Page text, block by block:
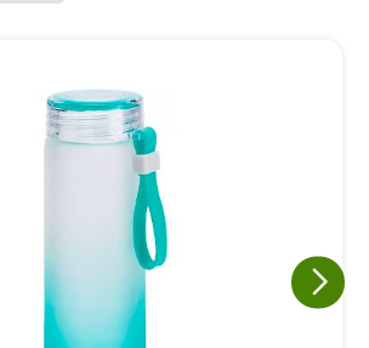
em receber comunicações.
está comprometida a proteger e respeitar
utilizaremos seus dados apenas para fins
Você pode alterar suas preferências a
Iniciar conversa